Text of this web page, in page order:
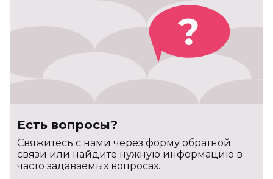
Есть вопросы?
Cвяжитесь с нами через форму обратной
связи или найдите нужную информацию в
часто задаваемых вопросах.